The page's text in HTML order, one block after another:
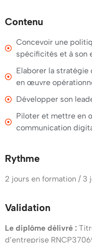
Contenu
Concevoir une
spécificités et à son
Elaborer la stratégie
en œuvre
Développer son
Piloter et mettre en
communication
Rythme
2 jours en formation / 3
Validation
Le diplôme délivré :
d’entreprise